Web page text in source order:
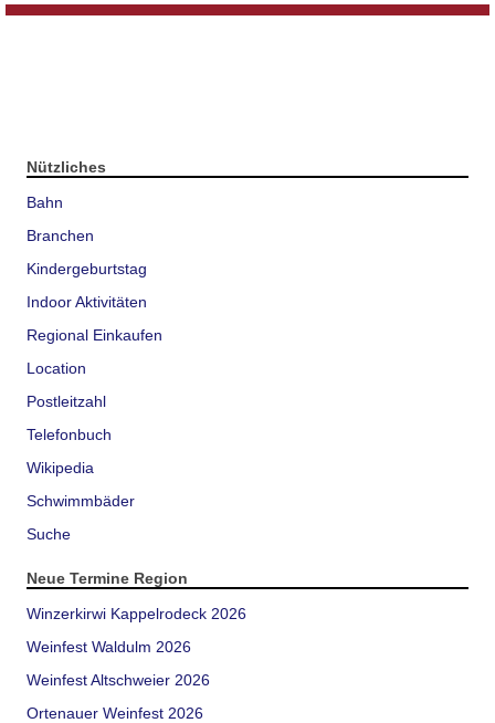
Nützliches
Bahn
Branchen
Kindergeburtstag
Indoor Aktivitäten
Regional Einkaufen
Location
Postleitzahl
Telefonbuch
Wikipedia
Schwimmbäder
Suche
Neue Termine Region
Winzerkirwi Kappelrodeck 2026
Weinfest Waldulm 2026
Weinfest Altschweier 2026
Ortenauer Weinfest 2026